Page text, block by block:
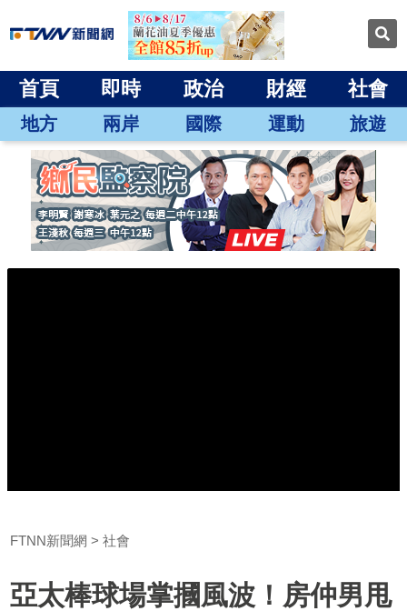
首頁 即時 政治 財經 社會
地方 兩岸 國際 運動 旅遊
FTNN新聞網 社會
亞太棒球場掌摑風波！房仲男甩